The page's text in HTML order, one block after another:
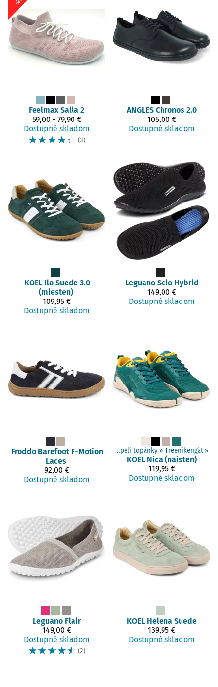
Feelmax Salla 2
59,00 - 79,90 €
Dostupné skladom
☆☆☆☆☆ (3)
ANGLES Chronos 2.0
105,00 €
Dostupné skladom
KOEL Ilo Suede 3.0
(miesten)
109,95 €
Dostupné skladom
Leguano Scio Hybrid
149,00 €
Dostupné skladom
Froddo Barefoot F-Motion
Laces
92,00 €
Dostupné skladom
Produkty‪»Barefoot obuv Dospelí topánky ‪» Treenikengät ‪»
KOEL Nica (naisten)
119,95 €
Dostupné skladom
Leguano Flair
149,00 €
Dostupné skladom
☆☆☆☆☆ (2)
KOEL Helena Suede
139,95 €
Dostupné skladom